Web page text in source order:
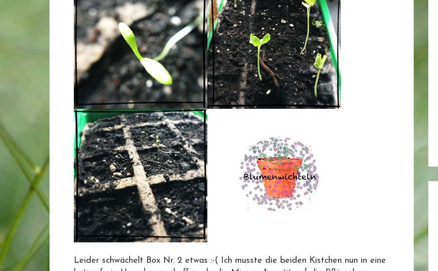
Leider schwächelt Box Nr. 2 etwas :-( Ich musste die beiden Kistchen nun in eine